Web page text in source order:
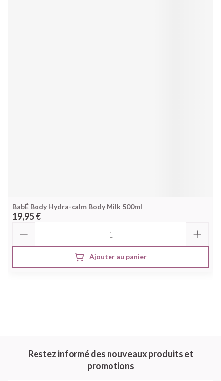
BabÉ Body Hydra-calm Body Milk 500ml
19,95 €
Ajouter au panier
Restez informé des nouveaux produits et
promotions